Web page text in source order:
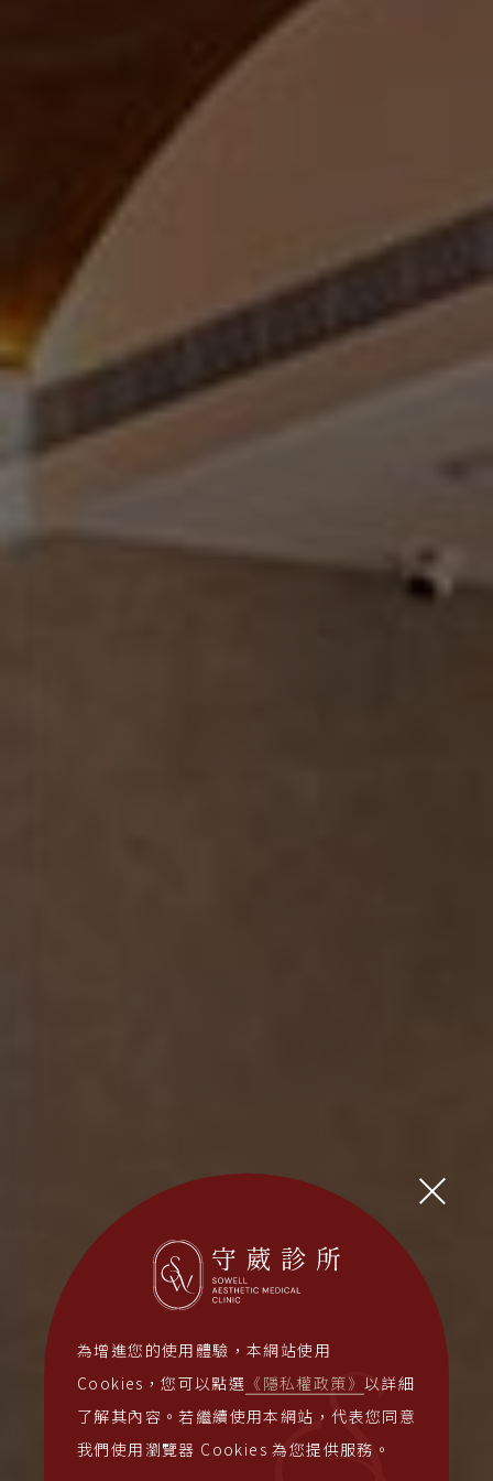
為增進您的使用體驗，本網站使用
Cookies，您可以點選 《隱私權政策》以詳細
了解其內容。若繼續使用本網站，代表您同意
我們使用瀏覽器 Cookies 為您提供服務。